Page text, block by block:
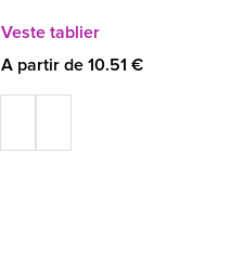
Veste tablier
A partir de 10.51 €